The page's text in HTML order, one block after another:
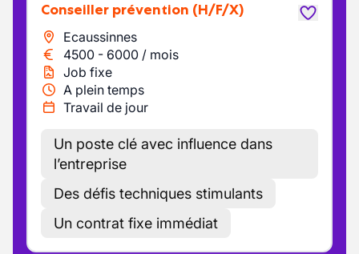
Conseiller prévention (H/F/X)
Ecaussinnes
4500 - 6000 / mois
Job fixe
A plein temps
Travail de jour
Un poste clé avec influence dans
l’entreprise
Des défis techniques stimulants
Un contrat fixe immédiat